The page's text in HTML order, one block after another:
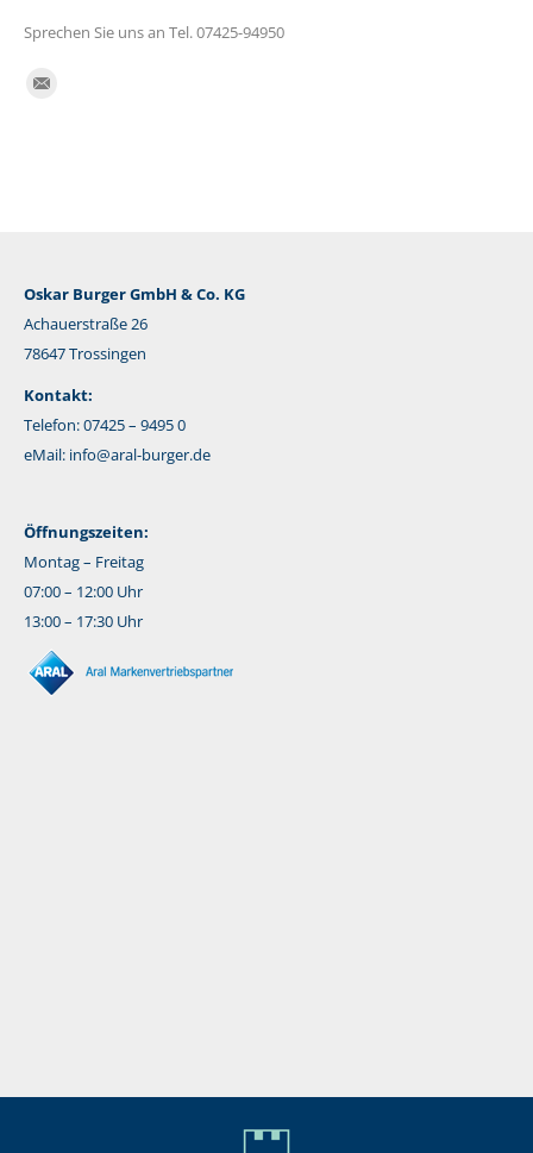
Sprechen Sie uns an Tel. 07425-94950
Finden Sie uns auf:
Oskar Burger GmbH & Co. KG
Achauerstraße 26
78647 Trossingen
Kontakt:
Telefon: 07425 – 9495 0
eMail: info@aral-burger.de
Öffnungszeiten:
Montag – Freitag
07:00 – 12:00 Uhr
13:00 – 17:30 Uhr